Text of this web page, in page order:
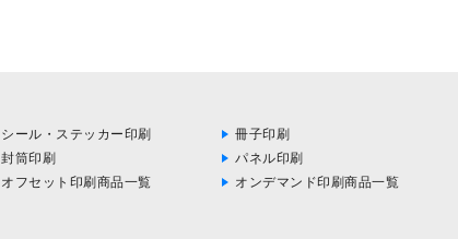
シール・ステッカー印刷
冊子印刷
封筒印刷
パネル印刷
オフセット印刷商品一覧
オンデマンド印刷商品一覧